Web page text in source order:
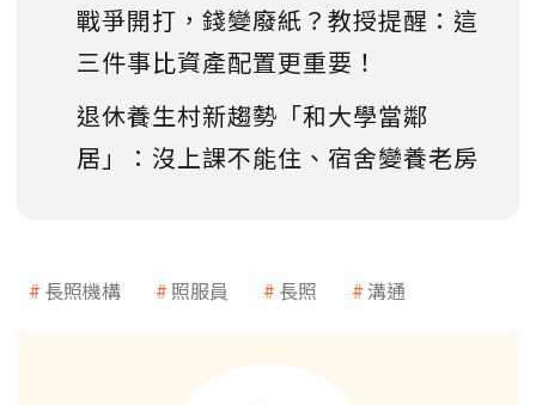
戰爭開打，錢變廢紙？教授提醒：這
三件事比資產配置更重要！
退休養生村新趨勢「和大學當鄰
居」：沒上課不能住、宿舍變養老房
長照機構 照服員 長照 溝通